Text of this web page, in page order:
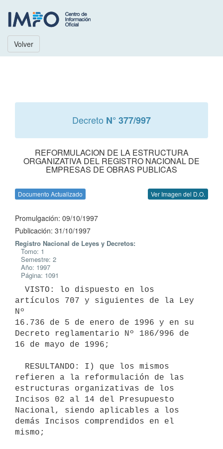
Volver
Decreto N° 377/997
REFORMULACION DE LA ESTRUCTURA
ORGANIZATIVA DEL REGISTRO NACIONAL DE
EMPRESAS DE OBRAS PUBLICAS
Documento Actualizado Ver Imagen del D.O.
Promulgación: 09/10/1997
Publicación: 31/10/1997
Registro Nacional de Leyes y Decretos:
Tomo: 1
Semestre: 2
Año: 1997
Página: 1091
artículos 707 y siguientes de la Ley
Nº
16.736 de 5 de enero de 1996 y en su
Decreto reglamentario Nº 186/996 de
16 de mayo de 1996;
refieren a la reformulación de las
estructuras organizativas de los
Incisos 02 al 14 del Presupuesto
Nacional, siendo aplicables a los
demás Incisos comprendidos en el
mismo;